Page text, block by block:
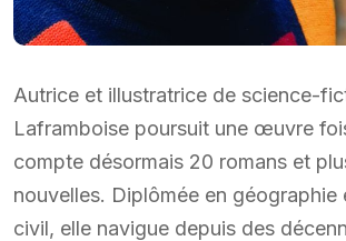
Autrice et illustratrice de science-
Laframboise poursuit une œuvre
compte désormais 20 romans et
nouvelles. Diplômée en géographie
civil, elle navigue depuis des